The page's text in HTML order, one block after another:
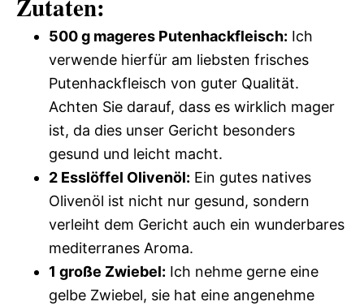
Zutaten:
500 g mageres Putenhackfleisch: Ich
verwende hierfür am liebsten frisches
Putenhackfleisch von guter Qualität.
Achten Sie darauf, dass es wirklich mager
ist, da dies unser Gericht besonders
gesund und leicht macht.
2 Esslöffel Olivenöl: Ein gutes natives
Olivenöl ist nicht nur gesund, sondern
verleiht dem Gericht auch ein wunderbares
mediterranes Aroma.
1 große Zwiebel: Ich nehme gerne eine
gelbe Zwiebel, sie hat eine angenehme